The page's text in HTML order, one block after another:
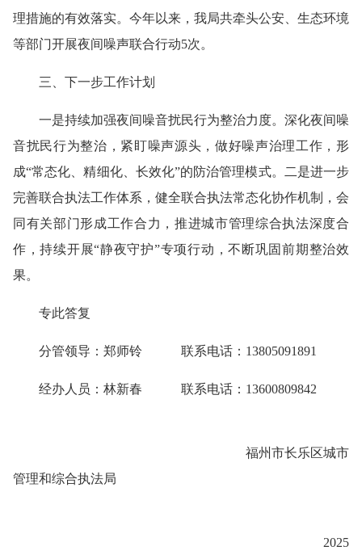
理措施的有效落实。今年以来，我局共牵头公安、生态环境
等部门开展夜间噪声联合行动5次。
三、下一步工作计划
一是持续加强夜间噪音扰民行为整治力度。 深化夜间噪
音扰民行为整治，紧盯噪声源头，做好噪声治理工作，形
成“常态化、精细化、长效化”的防治管理模式。二是进一步
完善联合执法工作体系， 健全联合执法常态化协作机制，会
同有关部门形成工作合力， 推进城市管理综合执法深度合
作，持续开展“静夜守护”专项行动，不断巩固前期整治效
果。
专此答复
分管领导：郑师铃 联系电话：13805091891
经办人员：林新春 联系电话：13600809842
福州市长乐区城市
管理和综合执法局
2025